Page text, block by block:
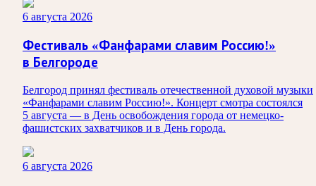
6 августа 2026
Фестиваль «Фанфарами славим Россию!»
в Белгороде
Белгород принял фестиваль отечественной духовой музыки
«Фанфарами славим Россию!». Концерт смотра состоялся
5 августа — в День освобождения города от немецко-
фашистских захватчиков и в День города.
6 августа 2026